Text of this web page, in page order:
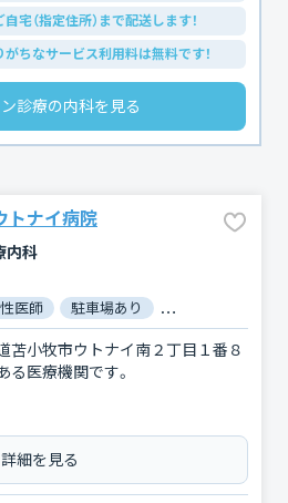
宅（指定住所）まで配送します！
ちなサービス利用料は無料です！
診療の内科を見る
トナイ病院
内科
医師 駐車場あり バリアフリー
苫小牧市ウトナイ南２丁目１番８
る医療機関です。
詳細を見る